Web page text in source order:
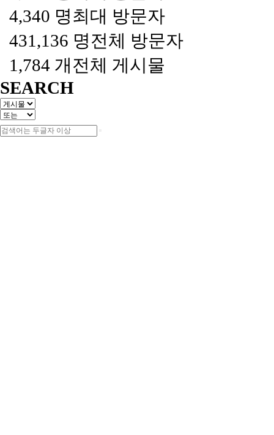
4,340 명최대 방문자
431,136 명전체 방문자
1,784 개전체 게시물
SEARCH